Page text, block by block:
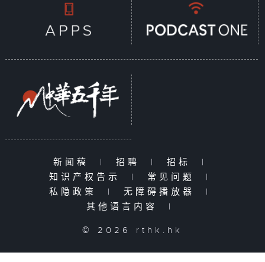
新闻稿 | 招聘 | 招标
|
知识产权告示
| 常见问题
|
私隐政策
| 无障碍播放器
|
其他语言内容
|
© 2026 rthk.hk